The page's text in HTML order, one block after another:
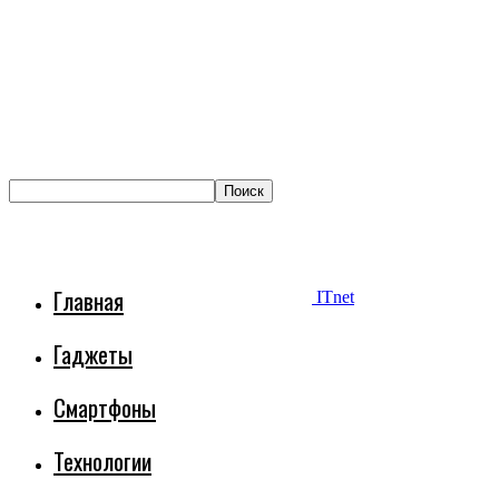
ITnet
Главная
Гаджеты
Смартфоны
Технологии